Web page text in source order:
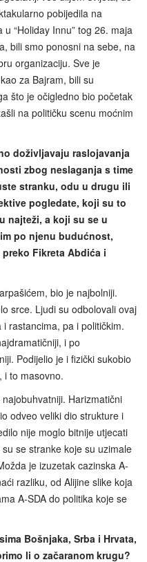
pobijedila na
“Holiday Innu” tog 26. maja
bili smo ponosni na sebe, na
organizaciju. Sve je
za Bajram, bili su
što je očigledno bio početak
na političku scenu moćnim
doživljavaju raslojavanja
zbog neslaganja s time
stranku, odu u drugu ili
pogledate, koji su to
najteži, a koji su se u
po njenu budućnost,
Fikreta Abdića i
bio je najbolniji.
srce. Ljudi su odbolovali ovaj
rastancima, pa i političkim.
i po
Podijelio je i fizički sukobio
i to masovno.
Harizmatični
odveo veliki dio strukture i
nije moglo bitnije utjecati
se stranke koje su uzimale
je izuzetak cazinska A-
razliku, od Alijine slike koja
A-SDA do politika koje se
Bošnjaka, Srba i Hrvata,
li o začaranom krugu?